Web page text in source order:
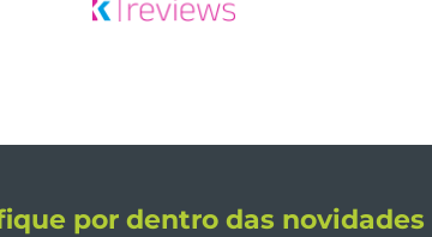
por dentro das novidades